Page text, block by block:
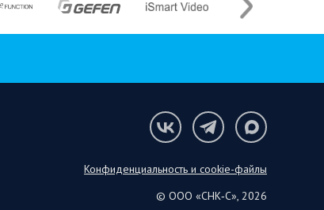
Конфиденциальность и cookie-файлы
© ООО «СНК‑С», 2026